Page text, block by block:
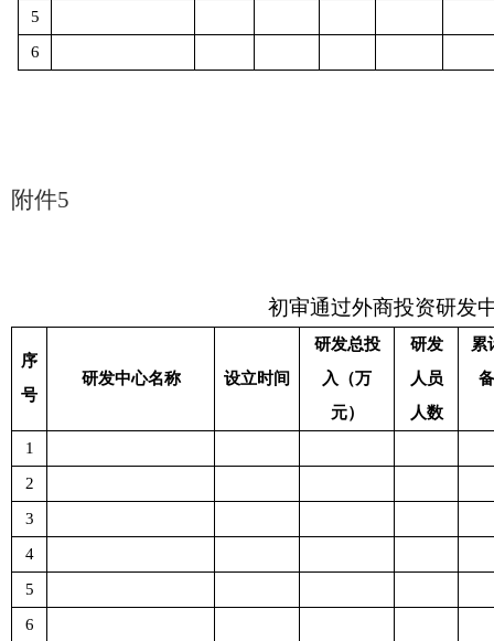
5
6
附件5
初审通过外商投资研发
序
号
研发中心名称 设立时间
研发总投
入（万
元）
研发
人员
人数
累
1
2
3
4
5
6